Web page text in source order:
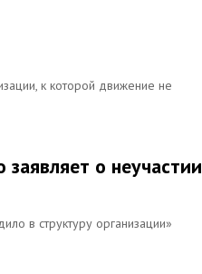
к которой движение не
о неучастии
в структуру организации»